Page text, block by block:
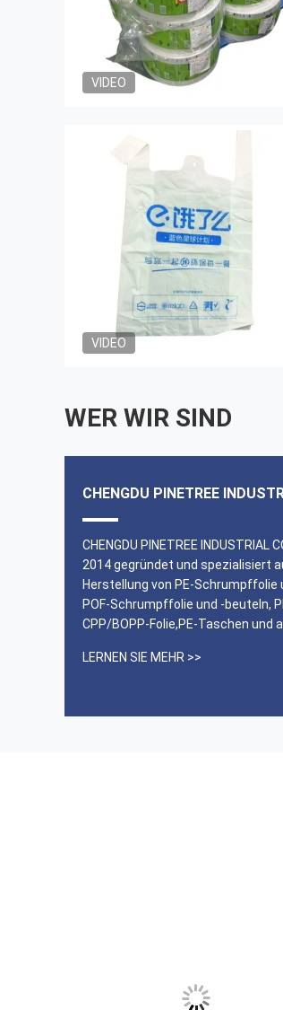
VIDEO
VIDEO
WER WIR SIND
CHENGDU PINETREE
CHENGDU PINETREE INDUSTRIAL
2014 gegründet und spezialisiert
Herstellung von PE-Schrumpffolie
POF-Schrumpffolie und -beuteln,
CPP/BOPP-Folie,PE-Taschen und
bedient Pinetree heute mehr als
LERNEN SIE MEHR >>